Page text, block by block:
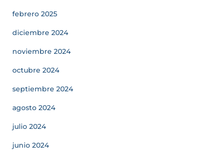
febrero 2025
diciembre 2024
noviembre 2024
octubre 2024
septiembre 2024
agosto 2024
julio 2024
junio 2024